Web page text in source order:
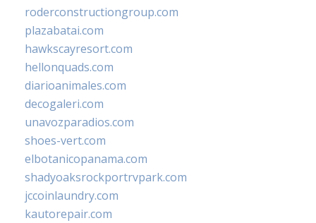
roderconstructiongroup.com
plazabatai.com
hawkscayresort.com
hellonquads.com
diarioanimales.com
decogaleri.com
unavozparadios.com
shoes-vert.com
elbotanicopanama.com
shadyoaksrockportrvpark.com
jccoinlaundry.com
kautorepair.com